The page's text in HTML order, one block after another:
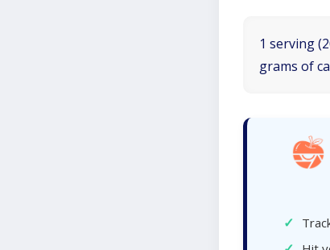
1 serving
grams of
✓